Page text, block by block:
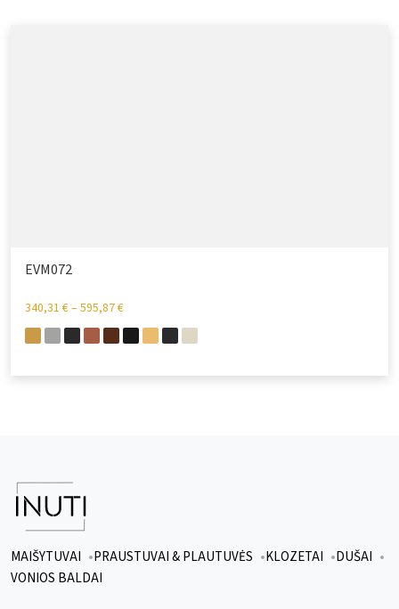
EVM072
340,31 €– 595,87€
MAIŠYTUVAI PRAUSTUVAI & PLAUTUVĖS KLOZETAI
DUŠAI
VONIOS BALDAI